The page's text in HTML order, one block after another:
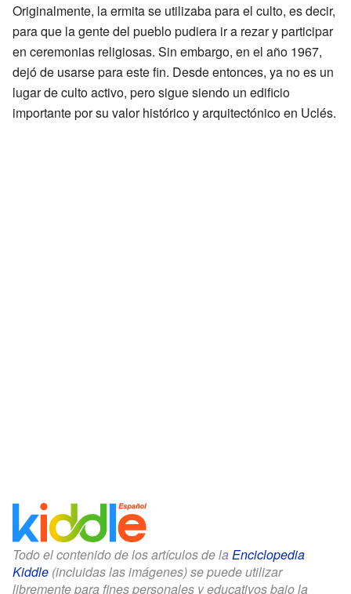
Originalmente, la ermita se utilizaba para el culto, es decir,
para que la gente del pueblo pudiera ir a rezar y participar
en ceremonias religiosas. Sin embargo, en el año 1967,
dejó de usarse para este fin. Desde entonces, ya no es un
lugar de culto activo, pero sigue siendo un edificio
importante por su valor histórico y arquitectónico en Uclés.
Todo el contenido de los artículos de la Enciclopedia
Kiddle (incluidas las imágenes) se puede utilizar
libremente para fines personales y educativos bajo la